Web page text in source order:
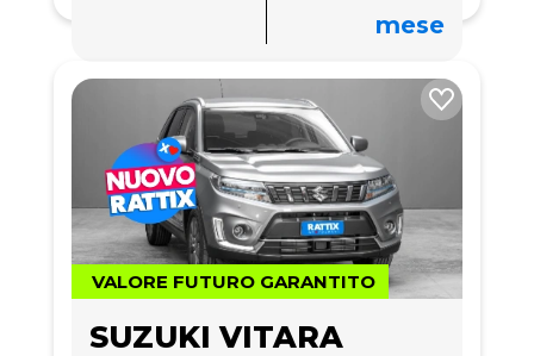
mese
VALORE FUTURO GARANTITO
SUZUKI VITARA